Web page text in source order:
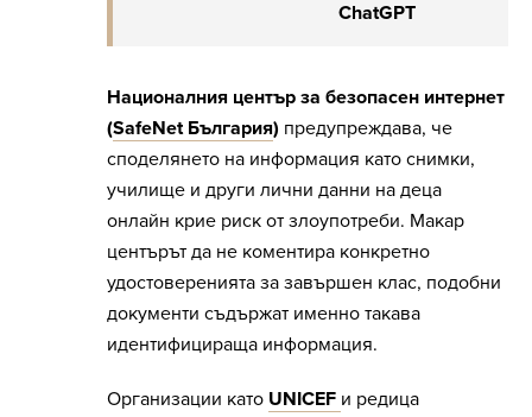
ChatGPT
Националния център за безопасен интернет
(SafeNet България) предупреждава, че
споделянето на информация като снимки,
училище и други лични данни на деца
онлайн крие риск от злоупотреби. Макар
центърът да не коментира конкретно
удостоверенията за завършен клас, подобни
документи съдържат именно такава
идентифицираща информация.
Организации като UNICEF и редица